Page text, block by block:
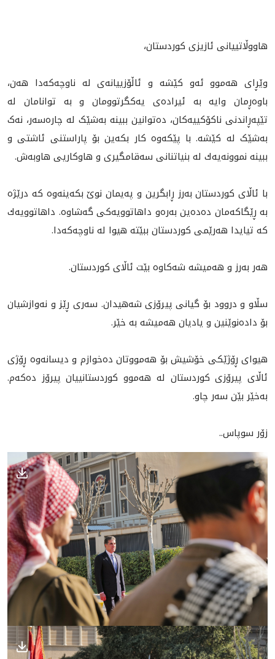
هاووڵاتييانى ئازيزى كوردستان،
وێڕاى هه‌موو ئه‌و كێشه‌ و ئاڵۆزييانه‌ى لە ناوچه‌كه‌دا هه‌ن،
باوەڕمان وایە بە ئیرادەی يه‌كگرتوومان و به‌ توانامان لە
تێپەڕاندنی ناکۆکییەکان، دەتوانین ببینە بەشێک لە چارەسەر، نەک
بەشێک لە کێشە. با پێکەوە کار بکەین بۆ پاراستنی ئاشتی و
ببینە نموونه‌يەك لە بنیاتنانی سەقامگیری و هاوكاریی هاوبەش.
با ئاڵای كوردستان بەرز ڕابگرین و پەیمان نوێ بکەینەوە کە درێژە
بە ڕێگاکەمان دەدەین بەرەو داهاتوویەکی گەشاوە. داهاتوويه‌ك
كە تيايدا هەرێمى كوردستان ببێتە هیوا لە ناوچەکه‌دا.
هه‌ر به‌رز و هه‌ميشه‌ شه‌كاوه‌ بێت ئاڵای کوردستان.
سڵاو و دروود بۆ گيانى پيرۆزى شه‌هيدان. سه‌رى ڕێز و نه‌وازشيان
بۆ داده‌نوێنين و ياديان هه‌ميشه‌ به‌ خێر.
هيواى ڕۆژێكى خۆشیش بۆ هه‌مووتان ده‌خوازم و دیسانەوە ڕۆژی
ئاڵای پیرۆزی كوردستان لە هەموو كوردستانییان پیرۆز دەكەم.
بەخێر بێن سەر چاو.
زۆر سوپاس..